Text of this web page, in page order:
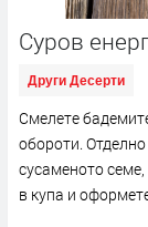
Суров
Други Десерти
Смелете
обороти.
сусаменото
в купа и